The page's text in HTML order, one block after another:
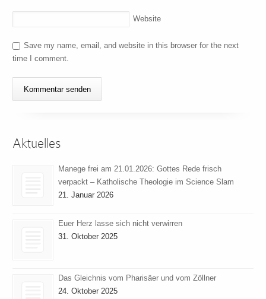
Website
Save my name, email, and website in this browser for the next
time I comment.
Aktuelles
Manege frei am 21.01.2026: Gottes Rede frisch
verpackt – Katholische Theologie im Science Slam
21. Januar 2026
Euer Herz lasse sich nicht verwirren
31. Oktober 2025
Das Gleichnis vom Pharisäer und vom Zöllner
24. Oktober 2025